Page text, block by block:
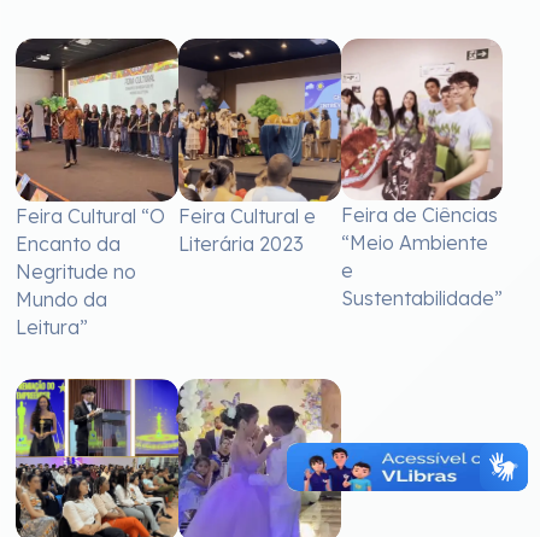
Feira Cultural “O
Encanto da
Negritude no
Mundo da
Leitura”
Feira Cultural e
Literária 2023
Feira de Ciências
“Meio Ambiente
e
Sustentabilidade”